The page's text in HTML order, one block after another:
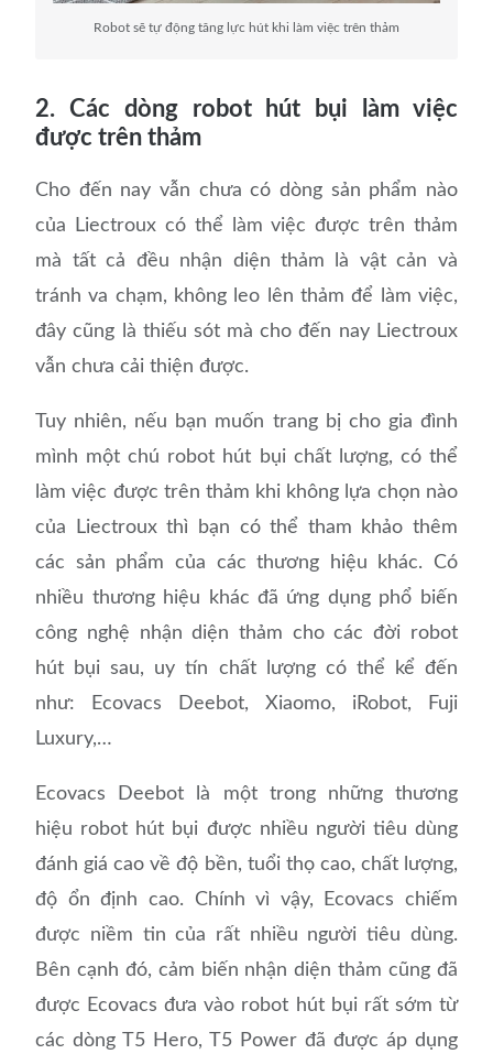
Robot sẽ tự động tăng lực hút khi làm việc trên thảm
2. Các dòng robot hút bụi làm việc
được trên thảm
Cho đến nay vẫn chưa có dòng sản phẩm nào
của Liectroux có thể làm việc được trên thảm
mà tất cả đều nhận diện thảm là vật cản và
tránh va chạm, không leo lên thảm để làm việc,
đây cũng là thiếu sót mà cho đến nay Liectroux
vẫn chưa cải thiện được.
Tuy nhiên, nếu bạn muốn trang bị cho gia đình
mình một chú robot hút bụi chất lượng, có thể
làm việc được trên thảm khi không lựa chọn nào
của Liectroux thì bạn có thể tham khảo thêm
các sản phẩm của các thương hiệu khác. Có
nhiều thương hiệu khác đã ứng dụng phổ biến
công nghệ nhận diện thảm cho các đời robot
hút bụi sau, uy tín chất lượng có thể kể đến
như: Ecovacs Deebot, Xiaomo, iRobot, Fuji
Luxury,…
Ecovacs Deebot là một trong những thương
hiệu robot hút bụi được nhiều người tiêu dùng
đánh giá cao về độ bền, tuổi thọ cao, chất lượng,
độ ổn định cao. Chính vì vậy, Ecovacs chiếm
được niềm tin của rất nhiều người tiêu dùng.
Bên cạnh đó, cảm biến nhận diện thảm cũng đã
được Ecovacs đưa vào robot hút bụi rất sớm từ
các dòng T5 Hero, T5 Power đã được áp dụng